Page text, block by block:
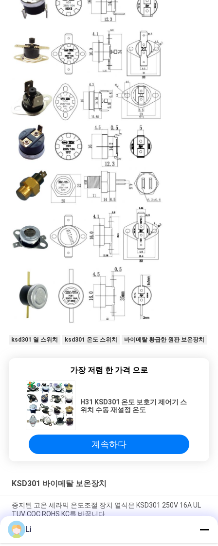
ksd301 열 스위치 ksd301 온도 스위치 바이메탈 황급한 원판 보온장치
가장 저렴 한 가격 으로
H31 KSD301 온도 보호기 제어기 스
위치 수동 재설정 온도
계속하다
KSD301 바이메탈 보온장치
중지된 고온 세라믹 온도조절 장치 열식은 KSD301 250V 16A UL
TUV CQC ROHS KC를 바꿉니다
바이메탈 디스크 스냅 액션 서모, 저온 제한된 제어 스위치 H31
250V 10 13C
Li